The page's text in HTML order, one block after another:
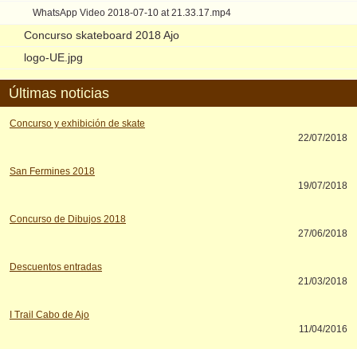
WhatsApp Video 2018-07-10 at 21.33.17.mp4
Concurso skateboard 2018 Ajo
logo-UE.jpg
Últimas noticias
Concurso y exhibición de skate
22/07/2018
San Fermines 2018
19/07/2018
Concurso de Dibujos 2018
27/06/2018
Descuentos entradas
21/03/2018
I Trail Cabo de Ajo
11/04/2016